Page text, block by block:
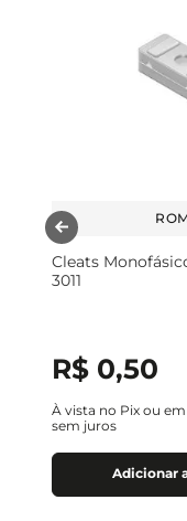
Cleats
3011
R$ 0,50
À vista no Pix ou
sem juros
Adicionar